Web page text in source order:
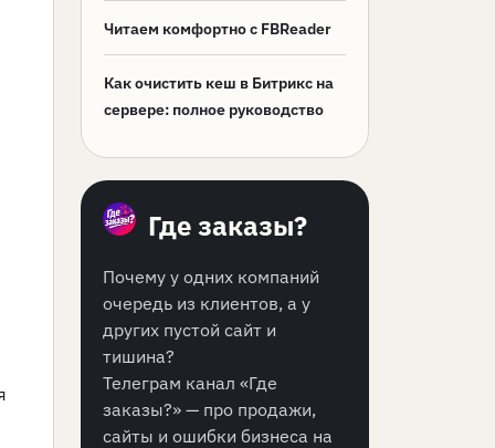
Читаем комфортно с FBReader
Как очистить кеш в Битрикс на
сервере: полное руководство
Где заказы?
Почему у одних компаний
очередь из клиентов, а у
других пустой сайт и
тишина?
Телеграм канал «Где
заказы?» — про продажи,
сайты и ошибки бизнеса на